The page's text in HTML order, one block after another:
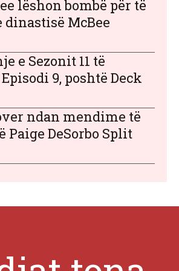
lëshon bombë për të
dinastisë McBee
e Sezonit 11 të
9, poshtë Deck
ndan mendime të
Paige DeSorbo Split